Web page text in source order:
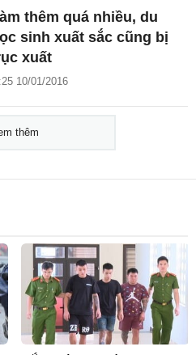
thêm quá nhiều, du
sinh xuất sắc cũng bị
xuất
10/01/2016
thêm